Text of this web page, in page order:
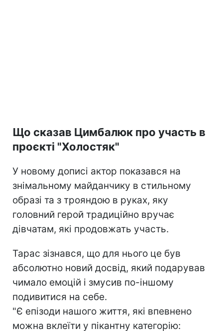
Що сказав Цимбалюк про участь в
проєкті "Холостяк"
У новому дописі актор показався на
знімальному майданчику в стильному
образі та з трояндою в руках, яку
головний герой традиційно вручає
дівчатам, які продовжать участь.
Тарас зізнався, що для нього це був
абсолютно новий досвід, який подарував
чимало емоцій і змусив по-іншому
подивитися на себе.
"Є епізоди нашого життя, які впевнено
можна вклеїти у пікантну категорію: